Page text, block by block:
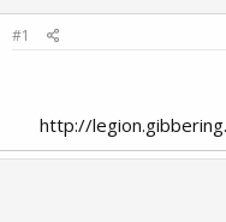
#1
http://